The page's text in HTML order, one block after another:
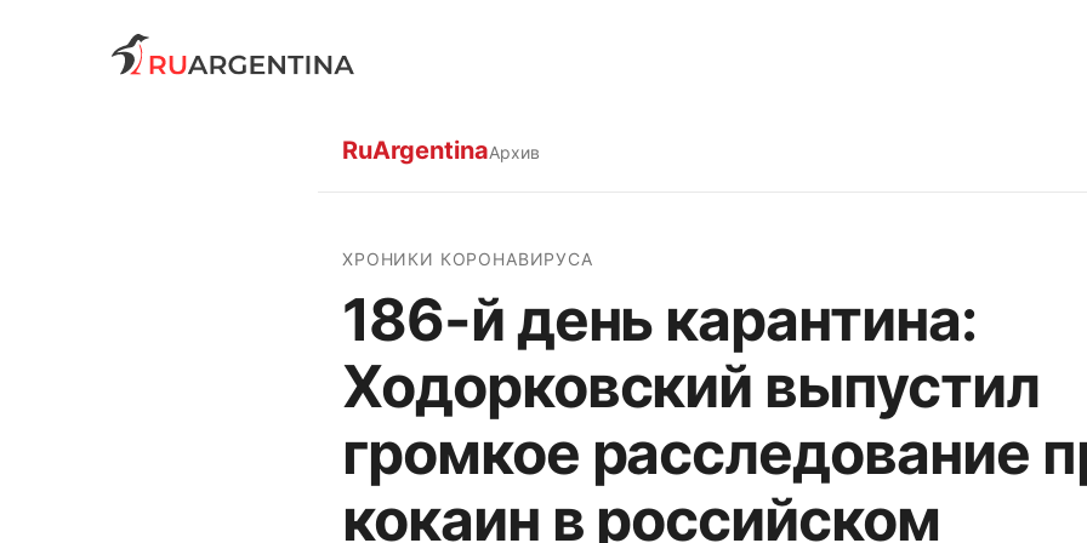
RuArgentinaАрхив
ХРОНИКИ КОРОНАВИРУСА
186-й день карантина:
Ходорковский выпустил
громкое расследование
кокаин в российском